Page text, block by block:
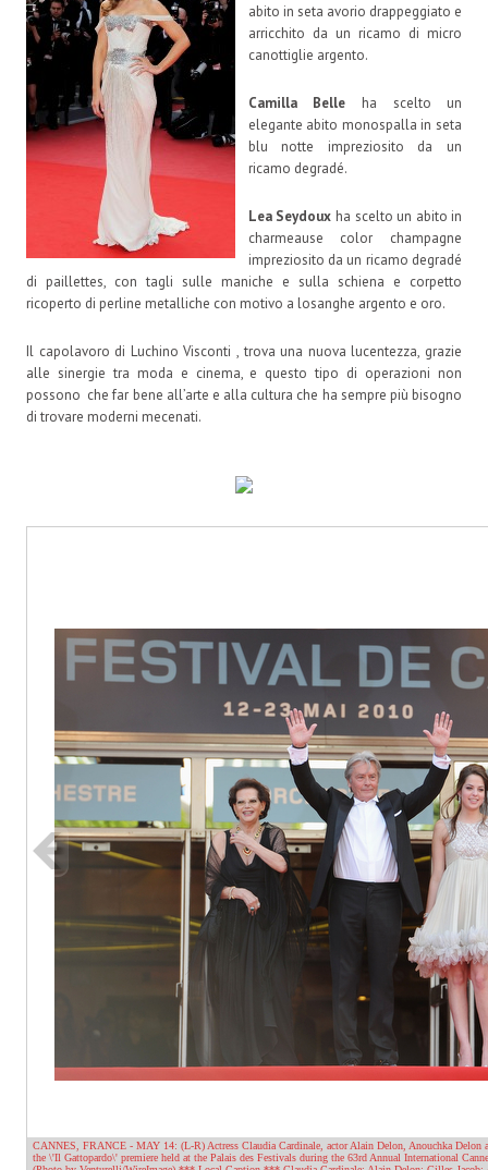
abito in seta avorio drappeggiato e
arricchito da un ricamo di micro
canottiglie argento.
Camilla Belle ha scelto un
elegante abito monospalla in seta
blu notte impreziosito da un
ricamo degradé.
Lea Seydoux ha scelto un abito in
charmeause color champagne
impreziosito da un ricamo degradé
di paillettes, con tagli sulle maniche e sulla schiena e corpetto
ricoperto di perline metalliche con motivo a losanghe argento e oro.
Il capolavoro di Luchino Visconti , trova una nuova lucentezza, grazie
alle sinergie tra moda e cinema, e questo tipo di operazioni non
possono che far bene all’arte e alla cultura che ha sempre più bisogno
di trovare moderni mecenati.